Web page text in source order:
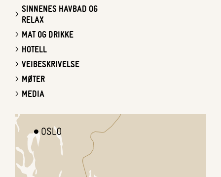
SINNENES HAVBAD OG
RELAX
MAT OG DRIKKE
HOTELL
VEIBESKRIVELSE
MØTER
MEDIA